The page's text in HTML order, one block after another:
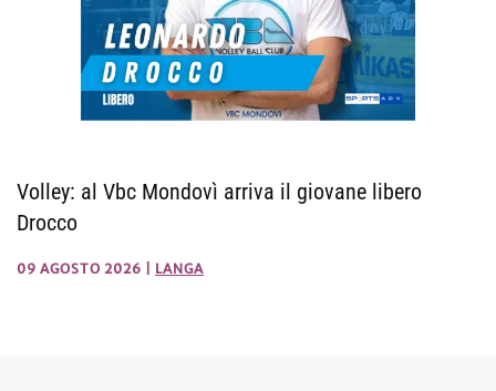
Volley: al Vbc Mondovì arriva il giovane libero
Drocco
09 AGOSTO 2026 LANGA